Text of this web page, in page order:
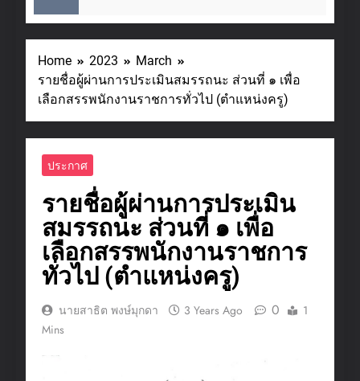
Home 2023
March
รายชื่อผู้ผ่านการประเมินสมรรถนะ ส่วนที่ ๑ เพื่อ
เลือกสรรพนักงานราชการทั่วไป (ตำแหน่งครู)
ประกาศ
รายชื่อผู้ผ่านการประเมิน
สมรรถนะ ส่วนที่ ๑ เพื่อ
เลือกสรรพนักงานราชการ
ทั่วไป (ตำแหน่งครู)
นายสาธิต พงษ์มุกดา 3 Years Ago 0
1
Mins